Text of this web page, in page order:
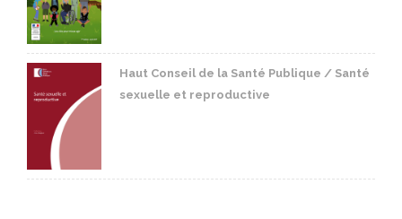
Haut Conseil de la Santé Publique / Santé
sexuelle et reproductive